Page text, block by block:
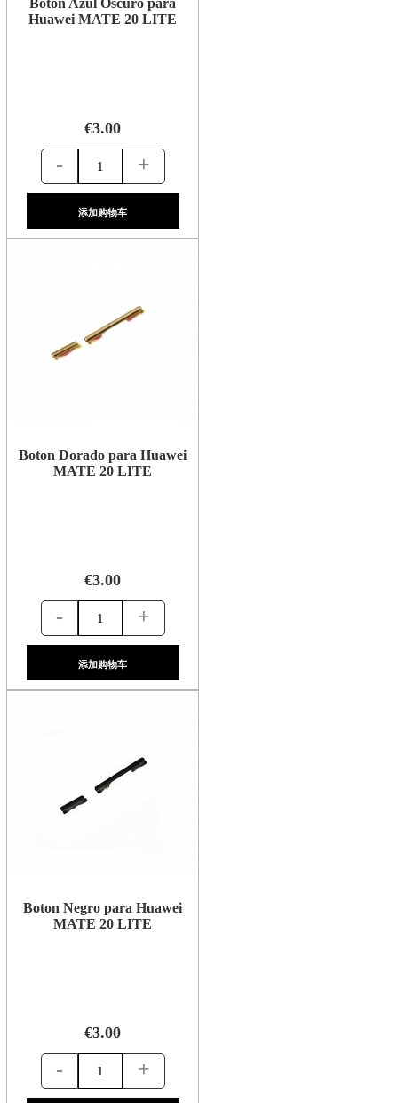
Huawei MATE 20 LITE
€3.00
- +
添加购物车
Boton Dorado para Huawei
MATE 20 LITE
€3.00
- +
添加购物车
Boton Negro para Huawei
MATE 20 LITE
€3.00
- +